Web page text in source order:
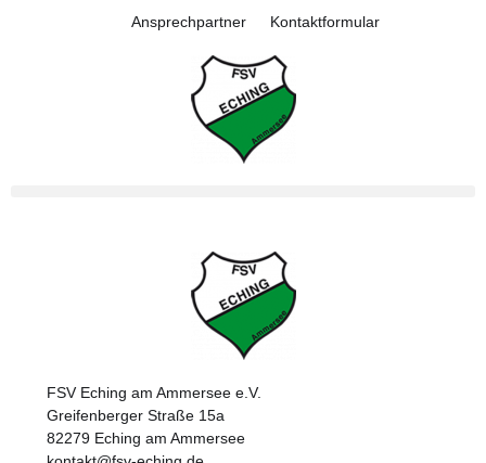
Ansprechpartner Kontaktformular
FSV Eching am Ammersee e.V.
Greifenberger Straße 15a
82279 Eching am Ammersee